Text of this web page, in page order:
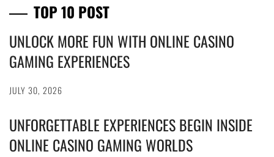
TOP 10 POST
UNLOCK MORE FUN WITH ONLINE CASINO
GAMING EXPERIENCES
JULY 30, 2026
UNFORGETTABLE EXPERIENCES BEGIN INSIDE
ONLINE CASINO GAMING WORLDS